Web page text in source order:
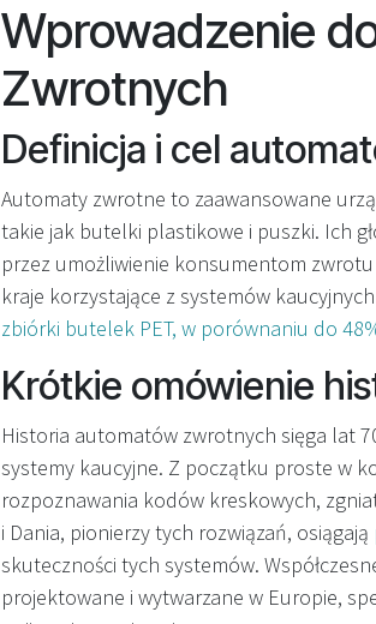
Wprowadzenie
Zwrotnych
Definicja i cel
Automaty zwrotne to zaawansowane
takie jak butelki plastikowe i puszki. Ich
przez umożliwienie konsumentom
kraje korzystające z systemów
zbiórki butelek PET, w porównaniu do
Krótkie omówienie
Historia automatów zwrotnych sięga lat
systemy kaucyjne. Z początku proste w
rozpoznawania kodów kreskowych,
i Dania, pionierzy tych rozwiązań, osiągają
skuteczności tych systemów.
projektowane i wytwarzane w Europie,